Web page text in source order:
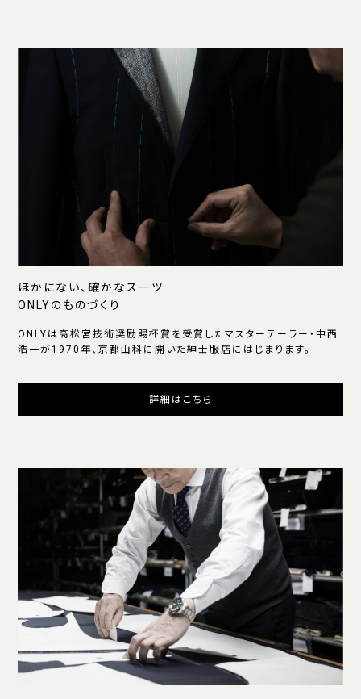
ほかにない、確かなスーツ
ONLYのものづくり
ONLYは高松宮技術奨励賜杯賞を受賞したマスターテーラー・中西
浩一が1970年、京都山科に開いた紳士服店にはじまります。
詳細はこちら